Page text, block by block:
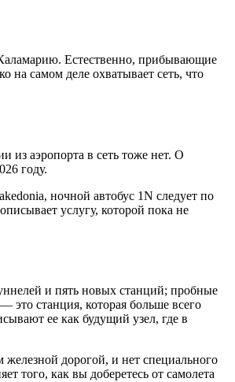
Каламарию. Естественно, прибывающие
на самом деле охватывает сеть, что
из аэропорта в сеть тоже нет. О
году.
ночной автобус 1N следует по
услугу, которой пока не
и пять новых станций; пробные
это станция, которая больше всего
ее как будущий узел, где в
дорогой, и нет специального
того, как вы доберетесь от самолета